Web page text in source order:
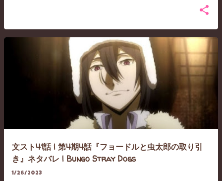
文スト41話 | 第4期4話『フョードルと虫太郎の取り引
き』ネタバレ | Bungo Stray Dogs
1/26/2023